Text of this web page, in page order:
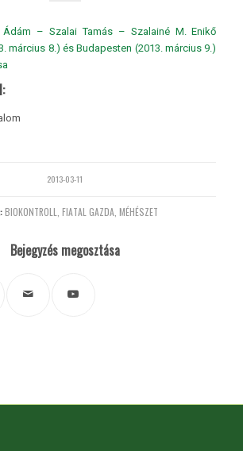
Ádám – Szalai Tamás – Szalainé M. Enikő
március 8.) és Budapesten (2013. március 9.)
2013-03-11
BIOKONTROLL FIATAL GAZDA, MÉHÉSZET
Bejegyzés megosztása